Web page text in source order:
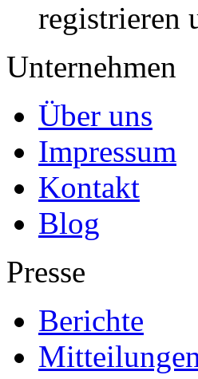
registrieren
Unternehmen
Über uns
Impressum
Kontakt
Blog
Presse
Berichte